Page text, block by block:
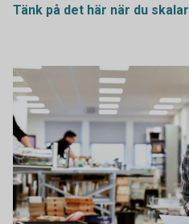
Tänk på det här när du skalar